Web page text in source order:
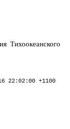
Тихоокеанского
22:02:00 +1100